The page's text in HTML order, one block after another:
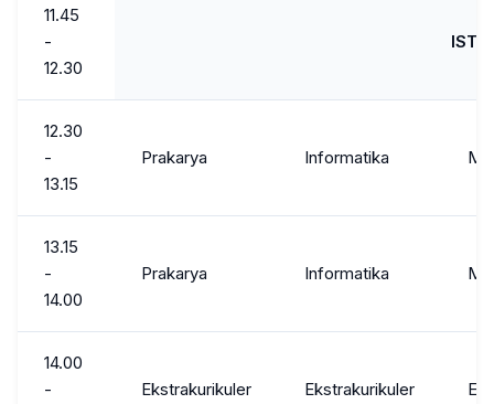
11.45
-
12.30
12.30
-
13.15
Prakarya Informatika
13.15
-
14.00
Prakarya Informatika
14.00
-
Ekstrakurikuler Ekstrakurikuler